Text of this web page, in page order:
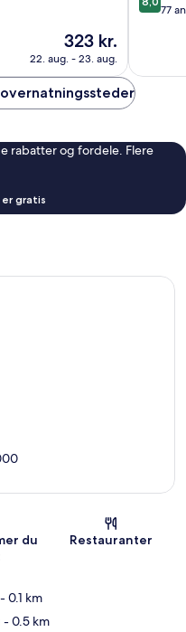
Prisen
323 kr.
323 kr.
22. aug. - 23. aug.
ud
77
77
rabatter og fordele. Flere
gratis
du
Restauranter
- 0.1 km
- 0.5 km